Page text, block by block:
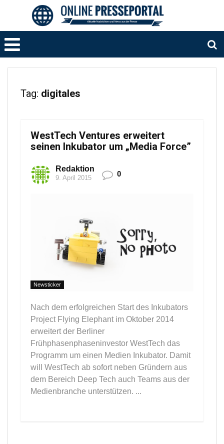
Tag: digitales
WestTech Ventures erweitert
seinen Inkubator um „Media Force”
Redaktion
9. April 2015 0
Newsticker
Nach dem erfolgreichen Start des Inkubators
Project Flying Elephant im Oktober 2014
erweitert der Berliner
Frühphasenphaseninvestor WestTech das
Programm um einen Medien Inkubator. Damit
will WestTech ab sofort neben Gründern aus
dem Bereich Deep Tech auch Teams aus der
Medienbranche unterstützen. ...